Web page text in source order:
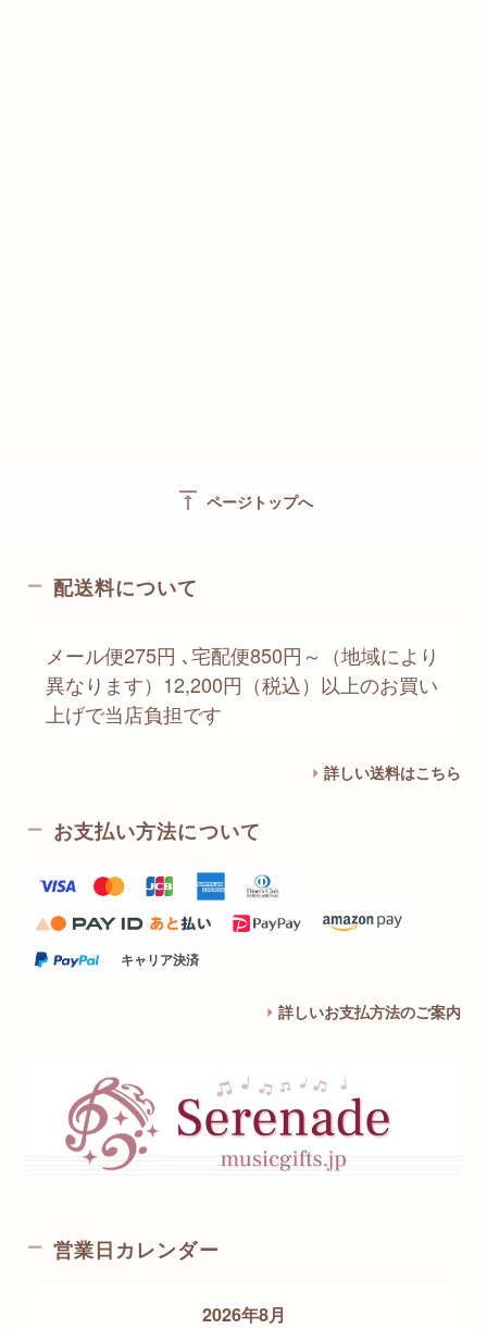
vertical_align_top ページトップへ
配送料について
メール便275円 ､宅配便850円～（地域により
異なります）12,200円（税込）以上のお買い
上げで当店負担です
詳しい送料はこちら
お支払い方法について
キャリア決済
詳しいお支払方法のご案内
営業日カレンダー
2026年8月